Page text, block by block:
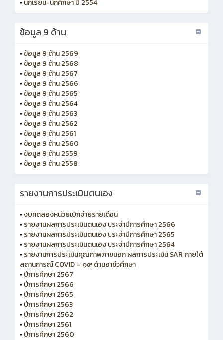
• นักเรียน-นักศึกษา ปี 2554
ข้อมูล 9 ด้าน
• ข้อมูล 9 ด้าน 2569
• ข้อมูล 9 ด้าน 2568
• ข้อมูล 9 ด้าน 2567
• ข้อมูล 9 ด้าน 2566
• ข้อมูล 9 ด้าน 2565
• ข้อมูล 9 ด้าน 2564
• ข้อมูล 9 ด้าน 2563
• ข้อมูล 9 ด้าน 2562
• ข้อมูล 9 ด้าน 2561
• ข้อมูล 9 ด้าน 2560
• ข้อมูล 9 ด้าน 2559
• ข้อมูล 9 ด้าน 2558
รายงานการประเมินตนเอง
•งบทดลองหน่วยเบิกจ่ายรายเดือน
• รายงานผลการประเมินตนเอง ประจำปีการศึกษา 2566
• รายงานผลการประเมินตนเอง ประจำปีการศึกษา 2565
• รายงานผลการประเมินตนเอง ประจำปีการศึกษา 2564
• รายงานการประเมินคุณภาพภายนอก ผลการประเมิน SAR ภายใต้
สถานการณ์ COVID – ๑๙ ด้านอาชีวศึกษา
• ปีการศึกษา 2567
• ปีการศึกษา 2566
• ปีการศึกษา 2565
• ปีการศึกษา 2563
• ปีการศึกษา 2562
• ปีการศึกษา 2561
• ปีการศึกษา 2560